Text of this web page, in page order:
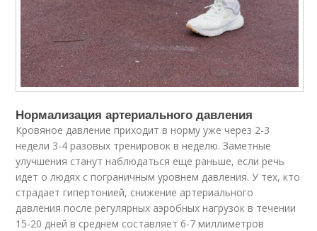
Нормализация артериального давления
Кровяное давление приходит в норму уже через 2-3
недели 3-4 разовых тренировок в неделю. Заметные
улучшения станут наблюдаться еще раньше, если речь
идет о людях с пограничным уровнем давления. У тех, кто
страдает гипертонией, снижение артериального
давления после регулярных аэробных нагрузок в течении
15-20 дней в среднем составляет 6-7 миллиметров